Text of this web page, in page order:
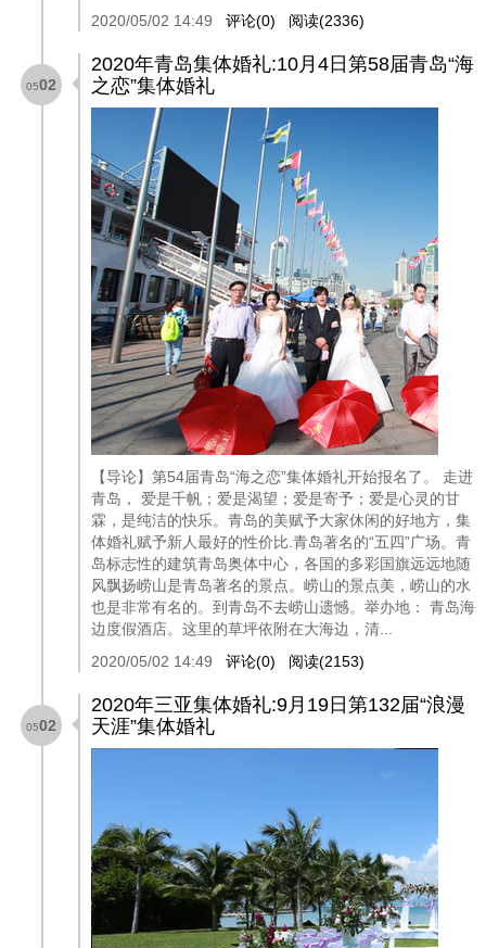
2020/05/02 14:49 评论(0) 阅读(2336)
0502
2020年青岛集体婚礼:10月4日第58届青岛“海
之恋”集体婚礼
【导论】第54届青岛“海之恋”集体婚礼开始报名了。 走进
青岛， 爱是千帆；爱是渴望；爱是寄予；爱是心灵的甘
霖，是纯洁的快乐。青岛的美赋予大家休闲的好地方，集
体婚礼赋予新人最好的性价比.青岛著名的“五四”广场。青
岛标志性的建筑青岛奥体中心，各国的多彩国旗远远地随
风飘扬崂山是青岛著名的景点。崂山的景点美，崂山的水
也是非常有名的。到青岛不去崂山遗憾。举办地： 青岛海
边度假酒店。这里的草坪依附在大海边，清...
2020/05/02 14:49 评论(0) 阅读(2153)
0502
2020年三亚集体婚礼:9月19日第132届“浪漫
天涯”集体婚礼